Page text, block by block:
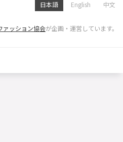
日本語 English 中文
ァッション協会が企画・運営しています。